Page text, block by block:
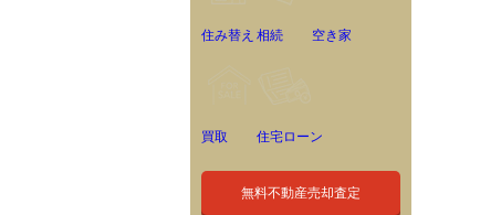
住み替え 相続 空き家
買取 住宅ローン
無料不動産売却査定